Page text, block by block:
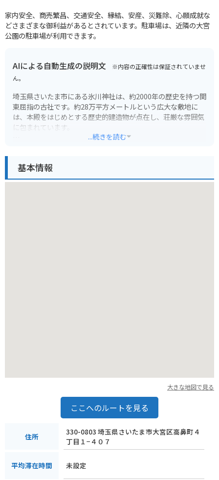
家内安全、商売繁昌、交通安全、縁結、安産、災難除、心願成就な
どさまざまな御利益があるとされています。駐車場は、近隣の大宮
公園の駐車場が利用できます。
AIによる自動生成の説明文 ※内容の正確性は保証されていませ
ん。
埼玉県さいたま市にある氷川神社は、約2000年の歴史を持つ関
東屈指の古社です。約28万平方メートルという広大な敷地に
は、本殿をはじめとする歴史的建造物が点在し、荘厳な雰囲気
に包まれています。
ります。初詣はもちろん、七五三や結婚式など、年間を通して
多くの参拝者が訪れます。
...続きを読む
基本情報
大きな地図で見る
ここへのルートを見る
住所
330-0803 埼玉県さいたま市大宮区高鼻町４
丁目１−４０７
平均滞在時間 未設定